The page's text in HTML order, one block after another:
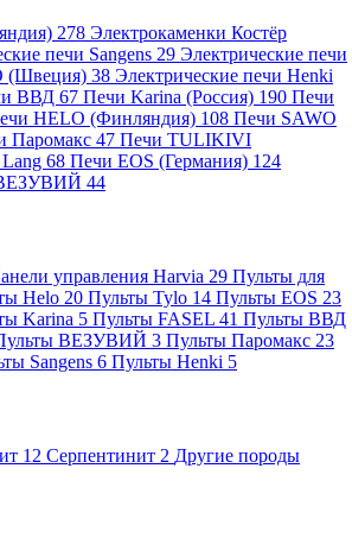
278 Электрокаменки Костёр
печи Sangens 29 Электрические печи
(Швеция) 38 Электрические печи Henki
ВВД 67 Печи Karina (Россия) 190 Печи
HELO (Финляндия) 108 Печи SAWO
Паромакс 47 Печи TULIKIVI
68 Печи EOS (Германия) 124
ВЕЗУВИЙ 44
управления Harvia 29 Пульты для
Helo 20 Пульты Tylo 14 Пульты EOS 23
Karina 5 Пульты FASEL 41 Пульты ВВД
ВЕЗУВИЙ 3 Пульты Паромакс 23
Sangens 6 Пульты Henki 5
12 Серпентинит 2 Другие породы